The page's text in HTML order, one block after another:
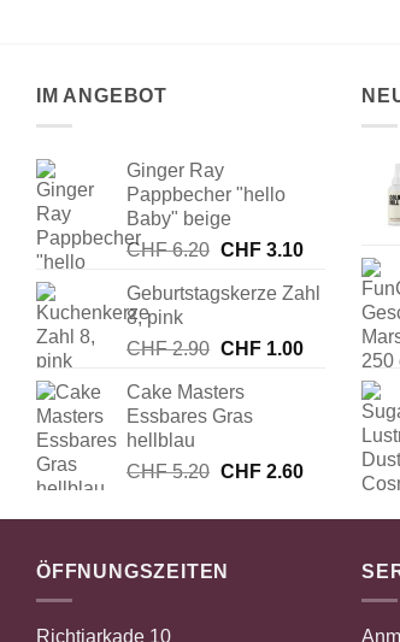
IM ANGEBOT
Ginger Ray
Pappbecher "hello
Baby" beige
CHF6.20 Ursprünglicher
war:
CHF3.10Aktueller
ist:
CHF 3.10.
Geburtstagskerze Zahl
8, pink
CHF2.90 Ursprünglicher
war:
CHF 2.90
CHF1.00Aktueller
CHF 1.00.
Cake Masters
Essbares Gras
hellblau
CHF5.20 Ursprünglicher
war:
CHF2.60Aktueller
ist:
ÖFFNUNGSZEITEN
Richtiarkade 10